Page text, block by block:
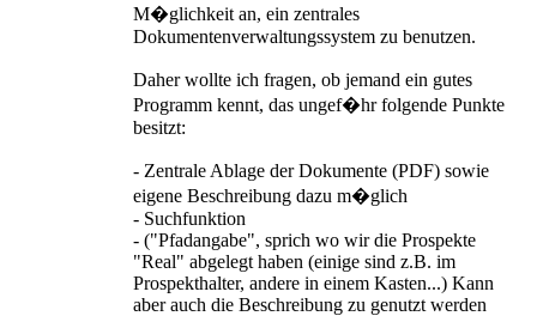
M�glichkeit an, ein zentrales
Dokumentenverwaltungssystem zu benutzen.
Daher wollte ich fragen, ob jemand ein gutes
Programm kennt, das ungef�hr folgende Punkte
besitzt:
- Zentrale Ablage der Dokumente (PDF) sowie
eigene Beschreibung dazu m�glich
- Suchfunktion
- ("Pfadangabe", sprich wo wir die Prospekte
"Real" abgelegt haben (einige sind z.B. im
Prospekthalter, andere in einem Kasten...) Kann
aber auch die Beschreibung zu genutzt werden